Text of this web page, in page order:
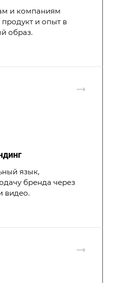
и компаниям
продукт и опыт в
образ.
язык,
бренда через
видео.